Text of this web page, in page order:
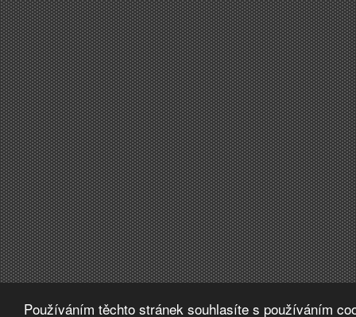
Používáním těchto stránek souhlasíte s používáním